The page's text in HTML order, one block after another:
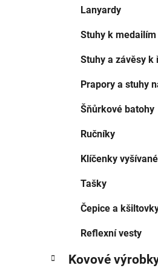
Lanyardy
Stuhy k medailím
Stuhy a závěsy k
Prapory a stuhy
Šňůrkové batohy
Ručníky
Klíčenky vyšívané
Tašky
Čepice a
Reflexní vesty
Kovové